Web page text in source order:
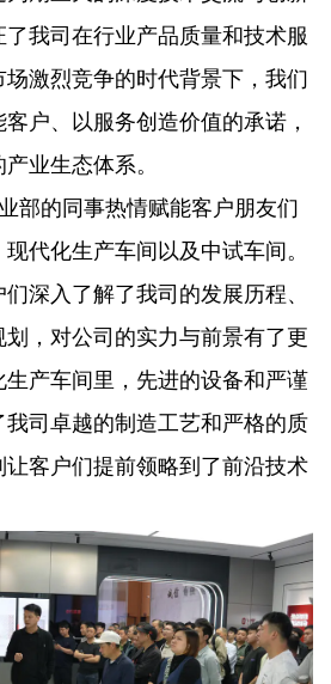
我司在行业产品质量和技术服
激烈竞争的时代背景下，我们
户、以服务创造价值的承诺，
业生态体系。
部的同事热情赋能客户朋友们
代化生产车间以及中试车间。
深入了解了我司的发展历程、
，对公司的实力与前景有了更
产车间里，先进的设备和严谨
司卓越的制造工艺和严格的质
客户们提前领略到了前沿技术